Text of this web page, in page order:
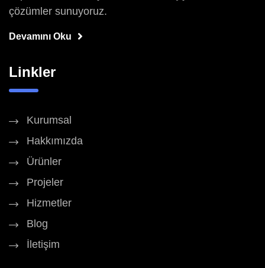
çözümler sunuyoruz.
Devamını Oku
Linkler
Kurumsal
Hakkımızda
Ürünler
Projeler
Hizmetler
Blog
İletişim